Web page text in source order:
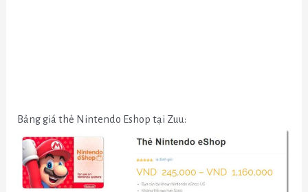
Bảng giá thẻ Nintendo Eshop tại Zuu: